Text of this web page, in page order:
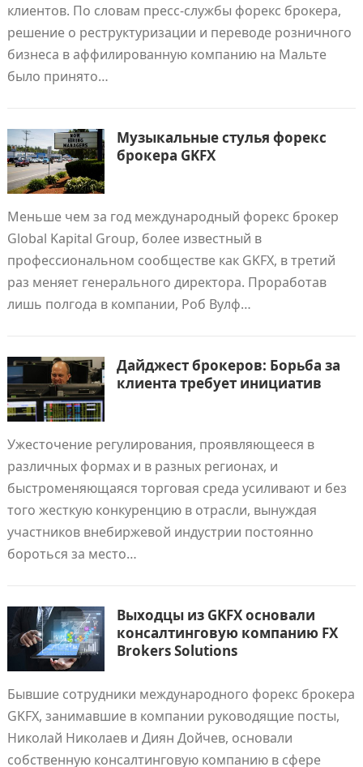
клиентов. По словам пресс-службы форекс брокера,
решение о реструктуризации и переводе розничного
бизнеса в аффилированную компанию на Мальте
было принято…
Музыкальные стулья форекс
брокера GKFX
Меньше чем за год международный форекс брокер
Global Kapital Group, более известный в
профессиональном сообществе как GKFX, в третий
раз меняет генерального директора. Проработав
лишь полгода в компании, Роб Вулф…
Дайджест брокеров: Борьба за
клиента требует инициатив
Ужесточение регулирования, проявляющееся в
различных формах и в разных регионах, и
быстроменяющаяся торговая среда усиливают и без
того жесткую конкуренцию в отрасли, вынуждая
участников внебиржевой индустрии постоянно
бороться за место…
Выходцы из GKFX основали
консалтинговую компанию FX
Brokers Solutions
Бывшие сотрудники международного форекс брокера
GKFX, занимавшие в компании руководящие посты,
Николай Николаев и Диян Дойчев, основали
собственную консалтинговую компанию в сфере